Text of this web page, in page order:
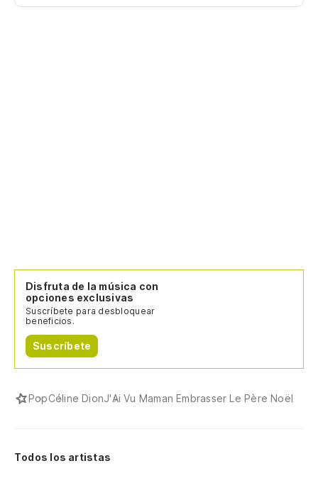
Disfruta de la música con
opciones exclusivas
Suscríbete para desbloquear
beneficios.
Suscríbete
PopCéline DionJ'Ai Vu Maman Embrasser Le Père Noël
Todos los artistas